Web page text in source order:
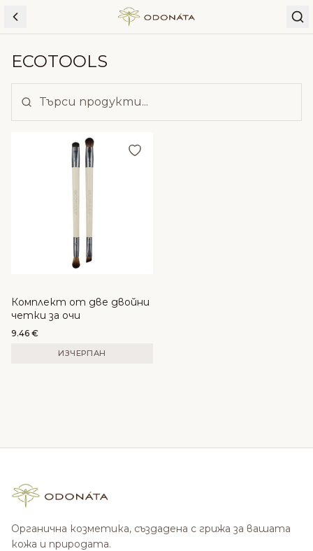
Skip to content
ECOTOOLS
Добави в любими
Комплект от две двойни
четки за очи
9.46 €
ИЗЧЕРПАН
Органична козметика, създадена с грижа за вашата
кожа и природата.